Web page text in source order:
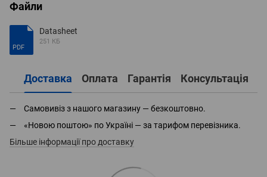
Файли
PDF
Datasheet
251 КБ
Доставка Оплата Гарантія Консультація
Самовивіз з нашого магазину — безкоштовно.
«Новою поштою» по Україні — за тарифом перевізника.
Більше інформації про доставку